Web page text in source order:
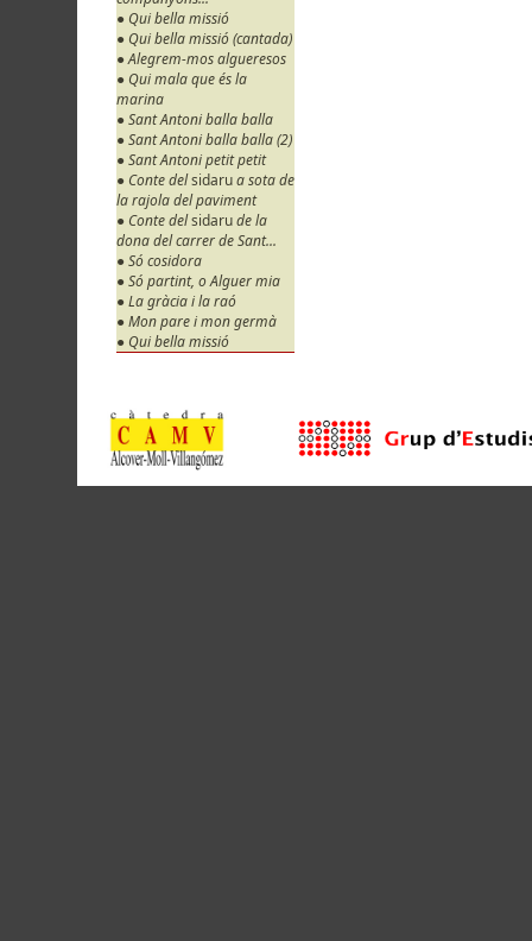
● Qui bella missió
● Qui bella missió (cantada)
● Alegrem-mos algueresos
● Qui mala que és la
marina
● Sant Antoni balla balla
● Sant Antoni balla balla (2)
● Sant Antoni petit petit
● Conte delsidarua sota de
la rajola del paviment
● Conte delsidarude la
dona del carrer de Sant...
● Só cosidora
● Só partint, o Alguer mia
● La gràcia i la raó
● Mon pare i mon germà
● Qui bella missió